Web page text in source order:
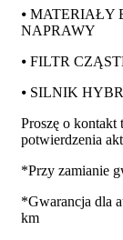
⦁ MATERIAŁY
NAPRAWY
⦁ FILTR
⦁ SILNIK
Proszę o kontakt
potwierdzenia
*Przy zamianie
*Gwarancja dla
km